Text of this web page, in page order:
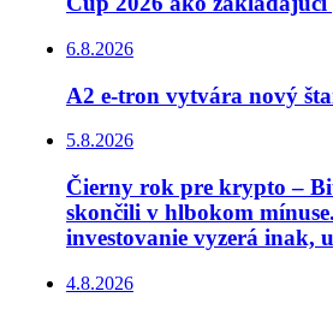
6.8.2026
A2 e-tron vytvára nový
5.8.2026
Čierny rok pre krypto –
skončili v hlbokom
investovanie vyzerá inak,
4.8.2026